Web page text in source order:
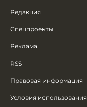
Редакция
Спецпроекты
Реклама
RSS
Правовая информация
Условия использования